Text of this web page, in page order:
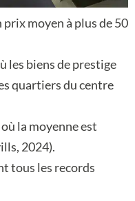
moyen à plus de 50
les biens de prestige
quartiers du centre
la moyenne est
2024).
tous les records